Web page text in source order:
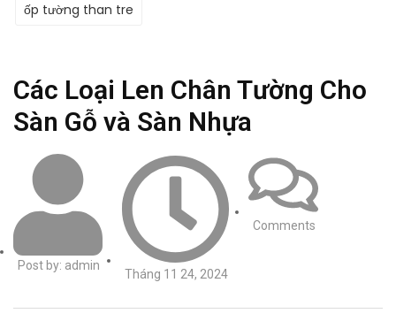
ốp tường than tre
Các Loại Len Chân Tường Cho
Sàn Gỗ và Sàn Nhựa
Post by: admin
Tháng 11 24, 2024
Comments